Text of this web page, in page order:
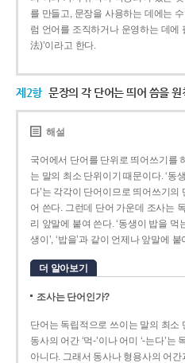
를 만들고, 문장을 사용하는 데에는
럼 언어를 조직하거나 운영하는 데에
法)’이라고 한다.
제2항 문장의 각 단어는 띄어 씀을 원
해설
국어에서 단어를 단위로 띄어쓰기를
는 말의 최소 단위이기 때문이다. ‘동생
다’는 각각이 단어이므로 띄어쓰기의
어 쓴다. 그런데 단어 가운데 조사는
리 앞말에 붙여 쓴다. ‘동생이 밥을 먹
생이’, ‘밥을’과 같이 언제나 앞말에 붙
더 알아보기
조사는 단어인가?
단어는 독립적으로 쓰이는 말의 최소
동사의 어간 ‘먹-­’이나 어미 ‘­-는다’
아니다. 그래서 동사나 형용사의 어